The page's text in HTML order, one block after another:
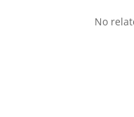
No